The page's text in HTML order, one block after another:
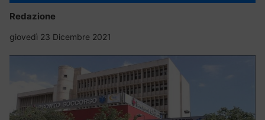
Redazione
giovedì 23 Dicembre 2021